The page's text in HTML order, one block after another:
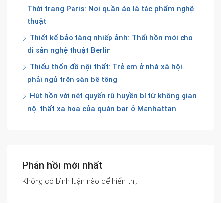
Thời trang Paris: Nơi quần áo là tác phẩm nghệ
thuật
Thiết kế bảo tàng nhiếp ảnh: Thổi hồn mới cho
di sản nghệ thuật Berlin
Thiếu thốn đồ nội thất: Trẻ em ở nhà xã hội
phải ngủ trên sàn bê tông
Hút hồn với nét quyến rũ huyền bí từ không gian
nội thất xa hoa của quán bar ở Manhattan
Phản hồi mới nhất
Không có bình luận nào để hiển thị.